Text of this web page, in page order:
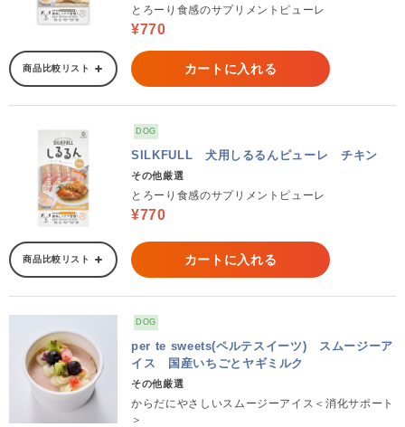
とろーり食感のサプリメントピューレ
¥770
商品比較リスト カートに入れる
DOG
SILKFULL 犬用しるるんピューレ チキン
その他厳選
とろーり食感のサプリメントピューレ
¥770
商品比較リスト カートに入れる
DOG
per te sweets(ペルテスイーツ) スムージーア
イス 国産いちごとヤギミルク
その他厳選
からだにやさしいスムージーアイス＜消化サポート
＞